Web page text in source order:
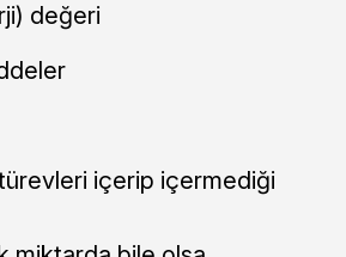
değeri
içerip içermediği